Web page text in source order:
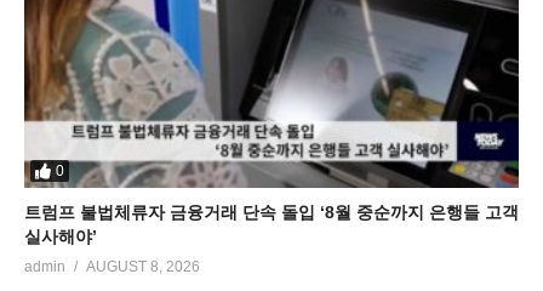
0
트럼프 불법체류자 금융거래 단속 돌입 ‘8월 중순까지 은행들 고객
실사해야’
admin AUGUST 8, 2026